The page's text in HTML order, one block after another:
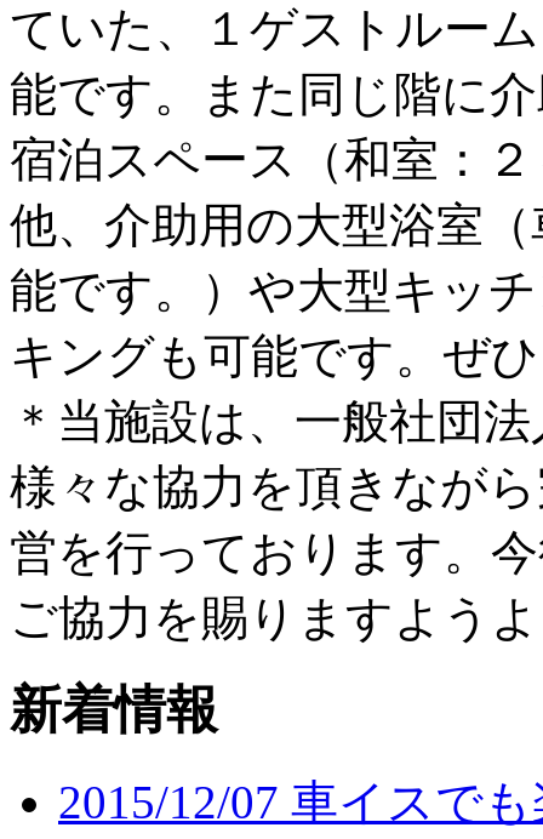
ていた、１ゲストルー
能です。また同じ階に
宿泊スペース（和室：
他、介助用の大型浴室
能です。）や大型キッ
キングも可能です。ぜ
＊当施設は、一般社団
様々な協力を頂きなが
営を行っております。
ご協力を賜りますよう
新着情報
2015/12/07 車イスで